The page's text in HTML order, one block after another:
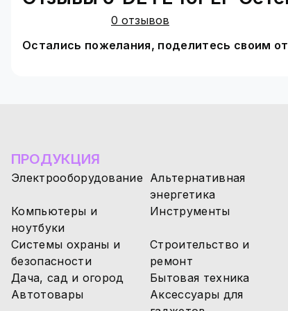
Можно устанавливать на улице или в
температур: от - 20 до + 60 градусов
Компактный дизайн, позволяющий
На официальном сайте LogicPower можно
0 отзывов
Остались пожелания, поделитесь своим
ПРОДУКЦИЯ
Электрооборудование Альтернативная
энергетика
Компьютеры и
ноутбуки
Инструменты
Системы охраны и
безопасности
Строительство и
ремонт
Дача, сад и огород
Бытовая техника
Автотовары
Аксессуары для